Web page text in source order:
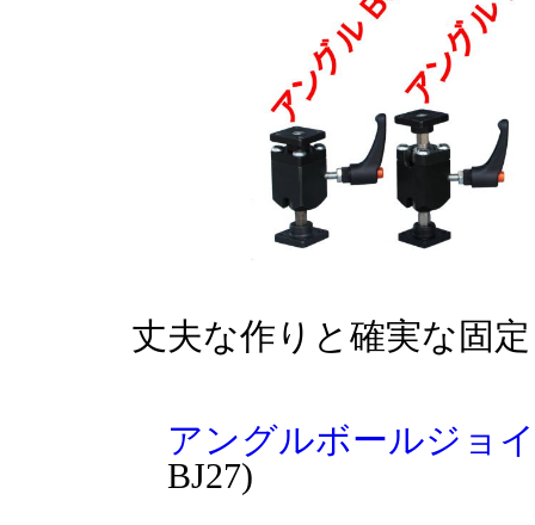
丈夫な作りと確実な固定
アングルボールジョ
BJ27)